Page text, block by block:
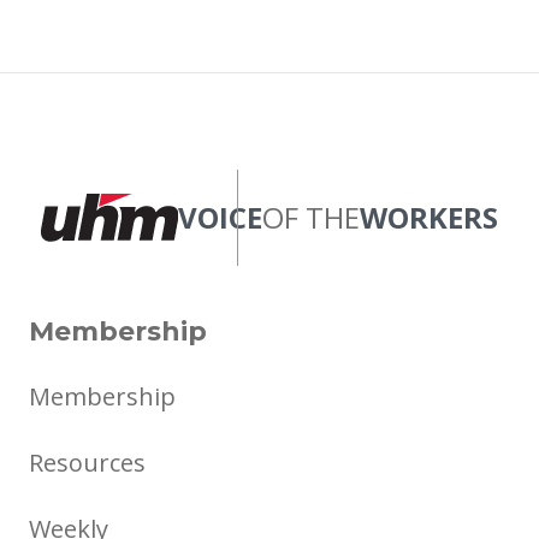
VOICEOF THEWORKERS
Membership
Membership
Resources
Weekly